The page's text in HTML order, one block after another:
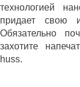
технологией
придает свою
Обязательно
захотите
huss.